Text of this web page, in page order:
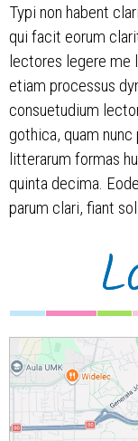
Typi non habent
qui facit eorum
lectores legere me
etiam processus
consuetudium
gothica, quam
litterarum formas
quinta decima.
parum clari, fiant